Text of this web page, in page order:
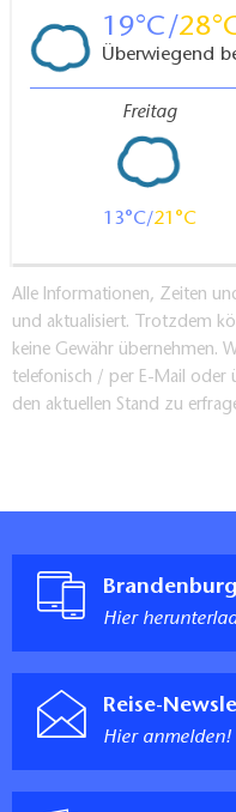
19 28
Überwiegend
Freitag
13 21
Alle Informationen, Zeiten
und aktualisiert. Trotzdem
keine Gewähr übernehmen.
telefonisch / per E-Mail oder
den aktuellen Stand zu
Hier
Reise-
Hier anmelden!